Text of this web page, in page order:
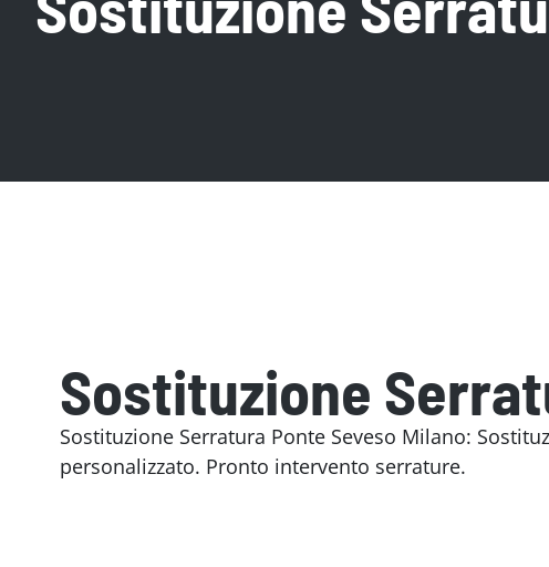
Sostituzione
Sostituzione Serratura Ponte Seveso Milano:
personalizzato. Pronto intervento serrature.